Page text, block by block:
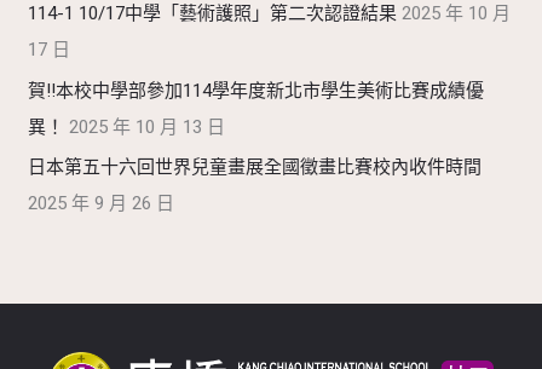
114-1 10/17中學「藝術護照」第二次認證結果 2025 年 10 月
17 日
賀!!本校中學部參加114學年度新北市學生美術比賽成績優
異！ 2025 年 10 月 13 日
日本第五十六回世界兒童畫展全國徵畫比賽校內收件時間
2025 年 9 月 26 日